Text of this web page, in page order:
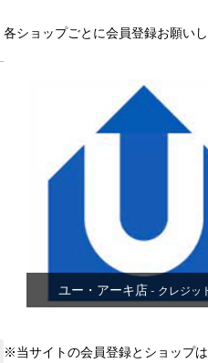
各ショップごとに会員登録お願いし
ユー・アーキ店- クレジッ
※当サイトの会員登録とショップ